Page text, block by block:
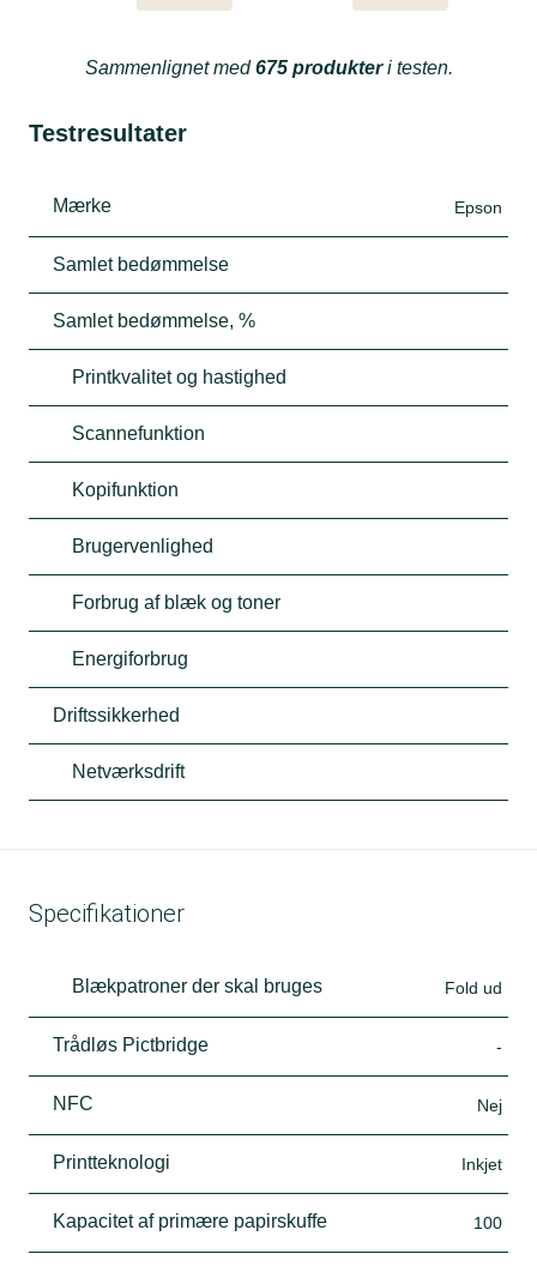
Sammenlignet med675 produkteri testen.
Testresultater
Mærke Epson
Samlet bedømmelse
Samlet bedømmelse, %
Printkvalitet og hastighed
Scannefunktion
Kopifunktion
Brugervenlighed
Forbrug af blæk og toner
Energiforbrug
Driftssikkerhed
Netværksdrift
Specifikationer
Blækpatroner der skal bruges Fold ud
Trådløs Pictbridge -
NFC Nej
Printteknologi Inkjet
Kapacitet af primære papirskuffe 100